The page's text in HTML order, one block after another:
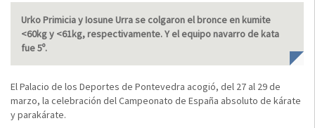
Urko Primicia y Iosune Urra se colgaron el bronce en kumite
<60kg y <61kg, respectivamente. Y el equipo navarro de kata
fue 5º.
El Palacio de los Deportes de Pontevedra acogió, del 27 al 29 de
marzo, la celebración del Campeonato de España absoluto de kárate
y parakárate.